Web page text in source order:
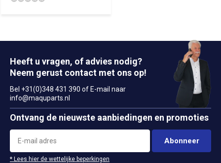
Heeft u vragen, of advies nodig?
Neem gerust contact met ons op!
Bel +31(0)348 431 390 of E-mail naar
info@maquparts.nl
Ontvang de nieuwste aanbiedingen en promoties
Abonneer
* Lees hier de wettelijke beperkingen